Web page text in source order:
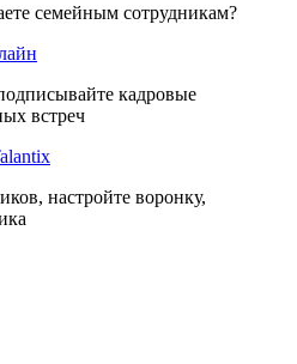
семейным сотрудникам?
кадровые
встреч
настройте воронку,